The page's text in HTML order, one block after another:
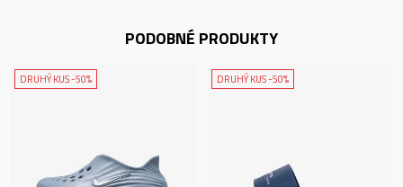
PODOBNÉ PRODUKTY
DRUHÝ KUS -50% DRUHÝ KUS -50%